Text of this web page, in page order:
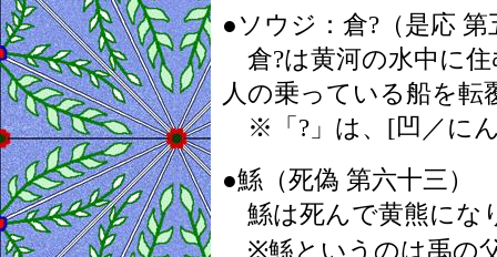
●ソウジ：倉?（是応 第
倉?は黄河の水中に
人の乗っている船を転
※「?」は、[凹／
●鯀（死偽 第六十三）
鯀は死んで黄熊にな
※鯀というのは禹の